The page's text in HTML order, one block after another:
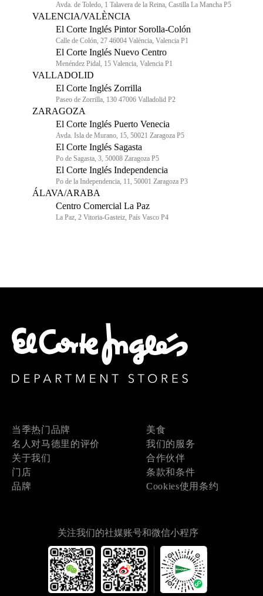
Avda. de Toledo, 1 Talavera de la Reina, Castilla La Mancha P5
VALENCIA/VALÈNCIA
El Corte Inglés Pintor Sorolla-Colón
Calle de Colón, 27 46004 València, Valencia P1
El Corte Inglés Nuevo Centro
Menéndez Pidal, 15 Valencia, Valencia P1
VALLADOLID
El Corte Inglés Zorrilla
Paseo de Zorrilla, 130 47006 Valladolid P2
ZARAGOZA
El Corte Inglés Puerto Venecia
Avda. Isla de Murano, 15, 50021 Zaragoza P5
El Corte Inglés Sagasta
Po de Sagasta, 3, 50008 Zaragoza P5
El Corte Inglés Independencia
Po de la Independencia, 11, 50001 Zaragoza P3
ÁLAVA/ARABA
Centro Comercial La Paz
La Paz, 2 Vitoria-Gasteiz, País Vasco P4
当季热门品牌
名人对马德里的评价
关于我们
门店
品牌
美食
我们的服务
合作伙伴
条款和条件
Cookies使用条约
关注我们的社媒账号和微信小程序